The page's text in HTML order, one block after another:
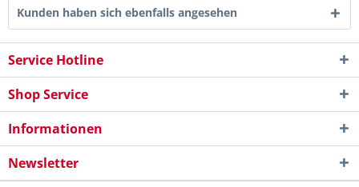
Kunden haben sich ebenfalls angesehen
Service Hotline
Shop Service
Informationen
Newsletter